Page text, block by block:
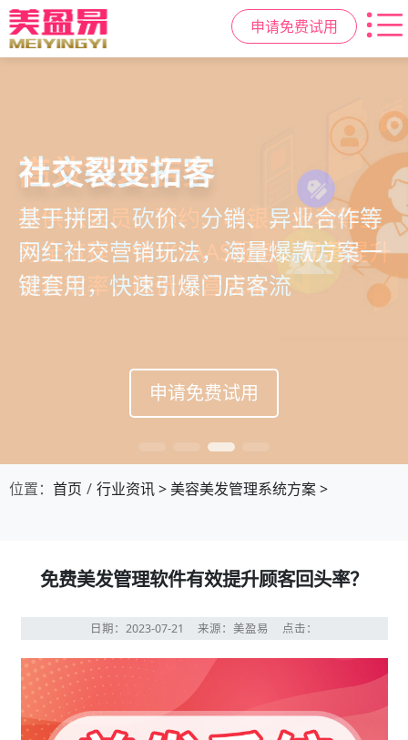
申请免费试用
美容美发管理系统
店务+拓客+020一体化，一站式解决
美发门店经营管理需求
申请免费试用
高效管理店务
提供从会员、预约、收银、报表等业
务全流程一体化SAAS服务，显著提升
管理效率，降低经营成本
申请免费试用
社交裂变拓客
基于拼团、砍价、分销、异业合作等
网红社交营销玩法，海量爆款方案一
键套用，快速引爆门店客流
申请免费试用
小程序商城
小程序链接商家、手艺人、客户，打
通线上线下，让口碑传播有抓手，赋
能社交裂变，盘活私域流量
申请免费试用
位置： 首页 行业资讯>美容美发管理系统方案>
免费美发管理软件有效提升顾客回头率？
日期：2023-07-21 来源：美盈易 点击：